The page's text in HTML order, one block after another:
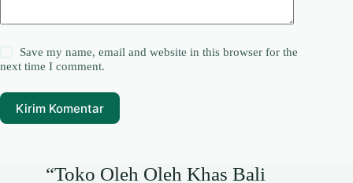
Save my name, email and website in this browser for the
next time I comment.
Kirim Komentar
“Toko Oleh Oleh Khas Bali